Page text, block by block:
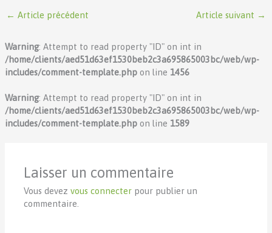
← Article précédent Article suivant →
Warning: Attempt to read property "ID" on int in
/home/clients/aed51d63ef1530beb2c3a695865003bc/web/wp-
includes/comment-template.phpon line 1456
Warning: Attempt to read property "ID" on int in
/home/clients/aed51d63ef1530beb2c3a695865003bc/web/wp-
includes/comment-template.phpon line 1589
Laisser un commentaire
Vous devezvous connecter pour publier un
commentaire.